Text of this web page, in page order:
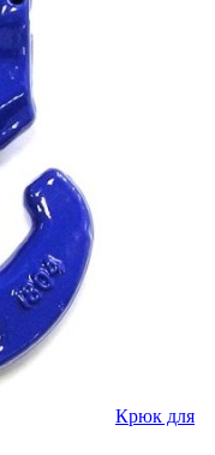
Крюк для